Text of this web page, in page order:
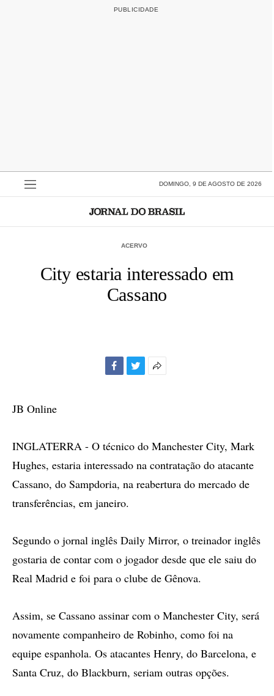
DOMINGO, 9 DE AGOSTO DE 2026
ACERVO
City estaria interessado em
Cassano
JB Online
INGLATERRA - O técnico do Manchester City, Mark
Hughes, estaria interessado na contratação do atacante
Cassano, do Sampdoria, na reabertura do mercado de
transferências, em janeiro.
Segundo o jornal inglês Daily Mirror, o treinador inglês
gostaria de contar com o jogador desde que ele saiu do
Real Madrid e foi para o clube de Gênova.
Assim, se Cassano assinar com o Manchester City, será
novamente companheiro de Robinho, como foi na
equipe espanhola. Os atacantes Henry, do Barcelona, e
Santa Cruz, do Blackburn, seriam outras opções.